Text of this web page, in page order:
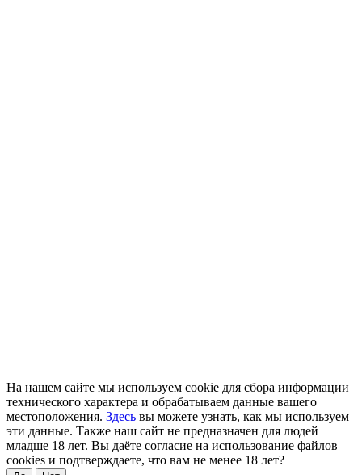
На нашем сайте мы используем cookie для сбора информации
технического характера и обрабатываем данные вашего
местоположения. Здесь вы можете узнать, как мы используем
эти данные. Также наш сайт не предназначен для людей
младше 18 лет. Вы даёте согласие на использование файлов
cookies и подтверждаете, что вам не менее 18 лет?